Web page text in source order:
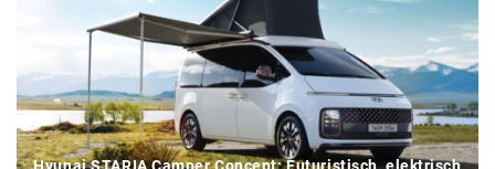
Hyunai STARIA Camper Concept: Futuristisch, elektrisch